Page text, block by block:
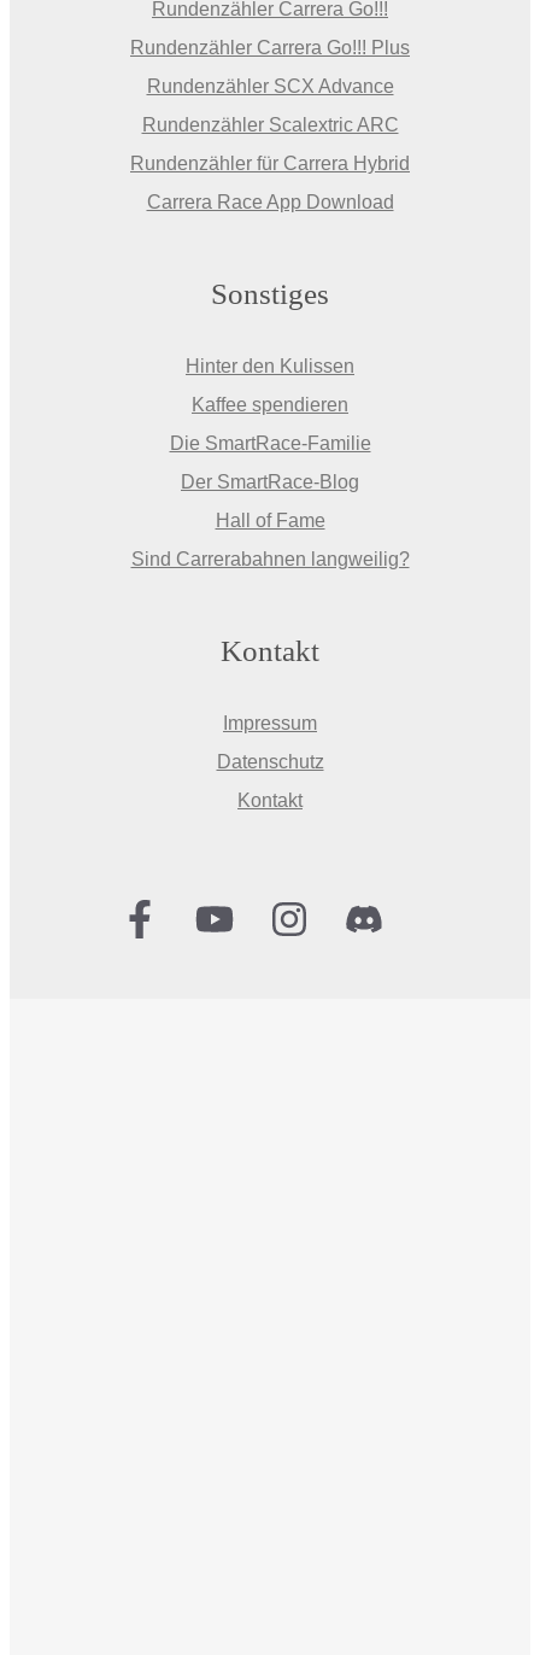
Rundenzähler Carrera Go!!!
Rundenzähler Carrera Go!!! Plus
Rundenzähler SCX Advance
Rundenzähler Scalextric ARC
Rundenzähler für Carrera Hybrid
Carrera Race App Download
Sonstiges
Hinter den Kulissen
Kaffee spendieren
Die SmartRace-Familie
Der SmartRace-Blog
Hall of Fame
Sind Carrerabahnen langweilig?
Kontakt
Impressum
Datenschutz
Kontakt